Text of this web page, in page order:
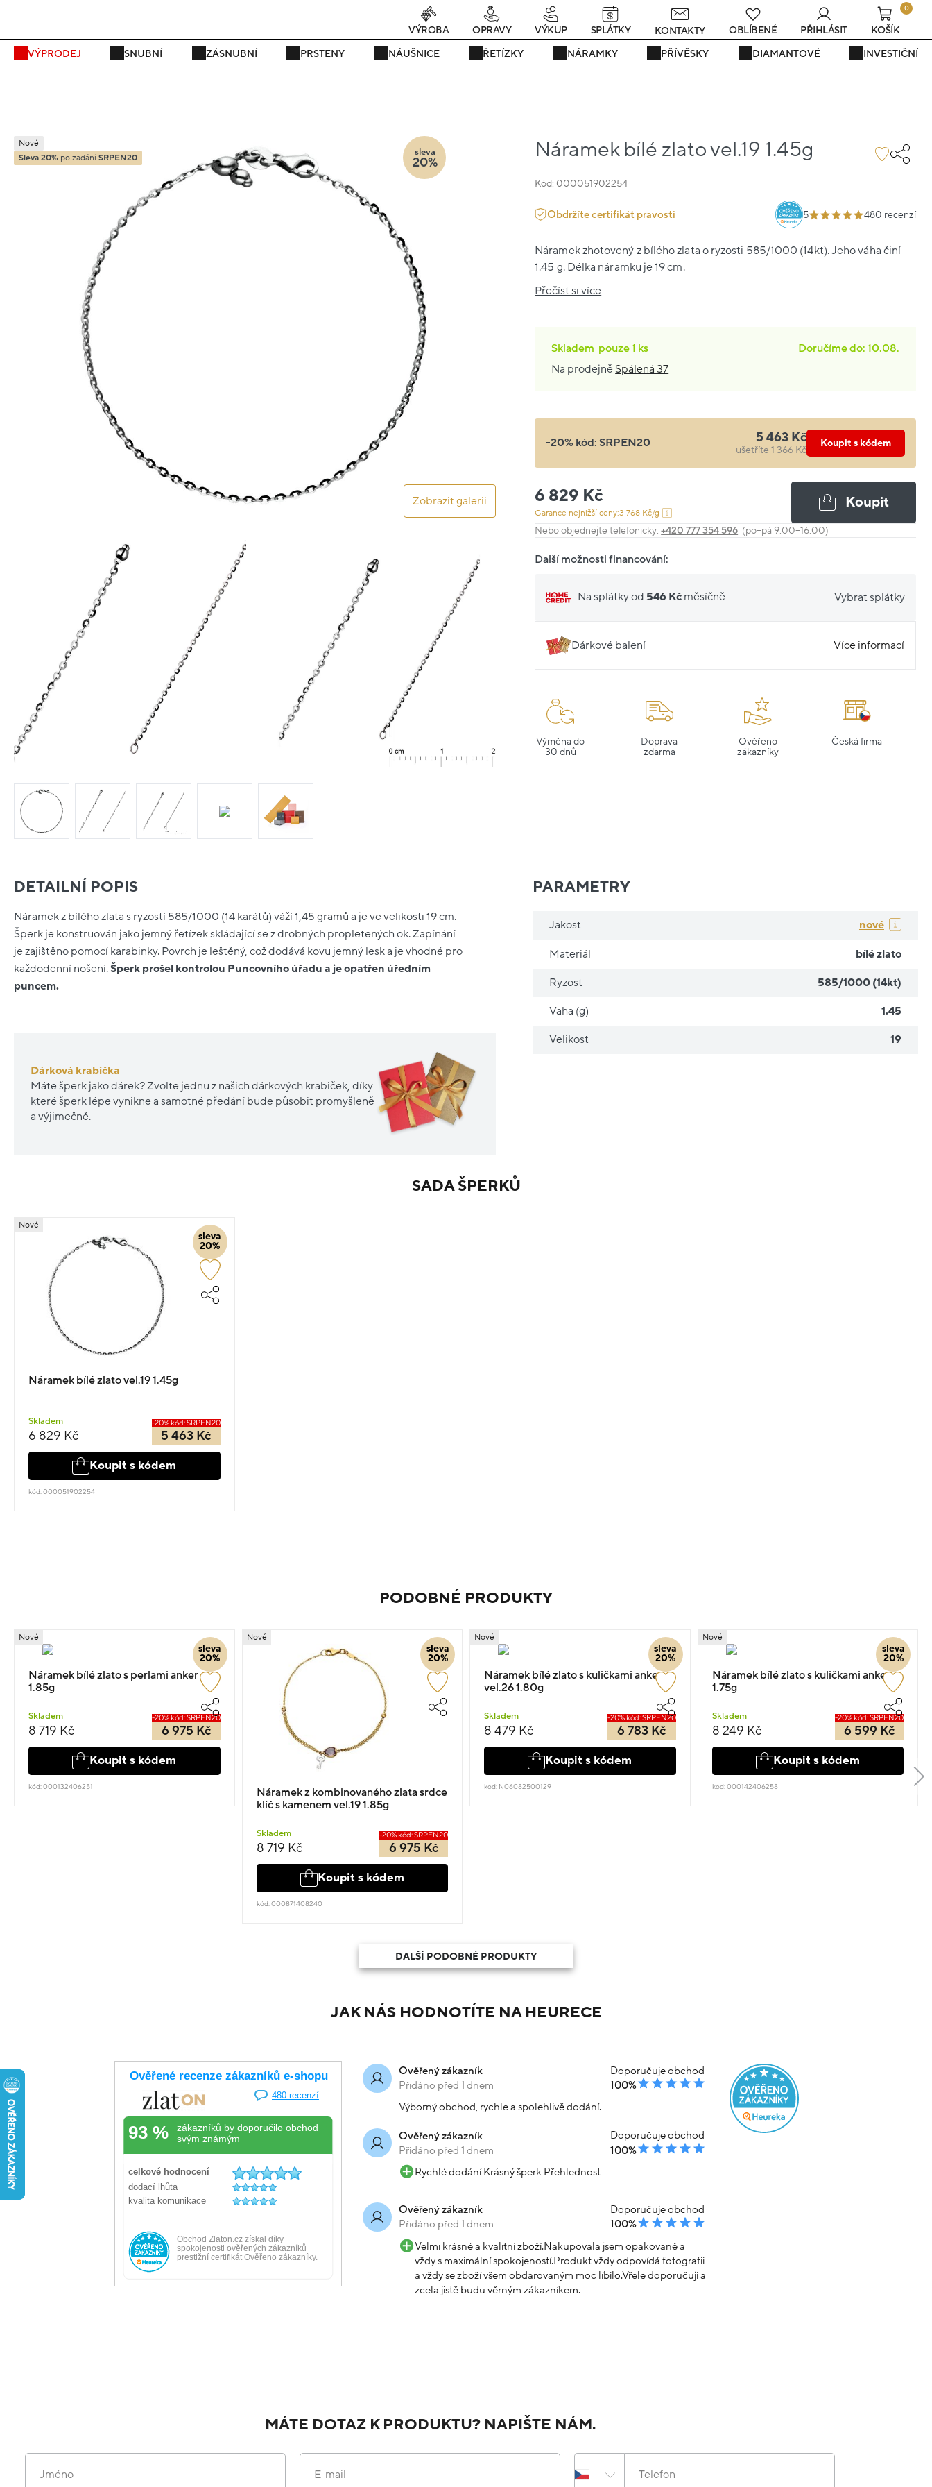
Právě teď! - 20 % na vše! Kód: SRPEN20 25 dní : 6h : 21m : 18s
VÝPRODEJ SNUBNÍ ZÁSNUBNÍ PRSTENY NÁUŠNICE ŘETÍZKY NÁRAMKY PŘÍVĚSKY DIAMANTOVÉ INVESTIČNÍ
VÝROBA OPRAVY VÝKUP SPLÁTKY KONTAKTY OBLÍBENÉ PŘIHLÁSIT
0
KOŠÍK
Zobrazit galerii
Náramek bílé zlato vel.19 1.45g
Kód: 000051902254
Nové
Sleva 20% po zadání SRPEN20
sleva
20%
Obdržíte certifikát pravosti 5 480 recenzí
Náramek zhotovený z bílého zlata o ryzosti 585/1000 (14kt). Jeho váha činí
1.45 g. Délka náramku je 19 cm.
Přečíst si více
Skladem pouze1 ks
Doručíme do: 10.08.
Na prodejně Spálená 37
-20% kód:SRPEN20 5 463 Kč
ušetříte 1 366 Kč
Koupit s kódem
6 829 Kč
Garance nejnižší ceny:3 768 Kč/g
Koupit
Nebo objednejte telefonicky:+420 777 354 596 (po–pá 9:00–16:00)
Další možnosti financování:
Na splátky od 546 Kč měsíčně Vybrat splátky
Dárkové balení Více informací
Výměna do
30 dnů
Doprava
zdarma
Ověřeno
zákazníky
Česká firma
DETAILNÍ POPIS
Náramek z bílého zlata s ryzostí 585/1000 (14 karátů) váží 1,45 gramů a je ve velikosti 19 cm.
Šperk je konstruován jako jemný řetízek skládající se z drobných propletených ok. Zapínání
je zajištěno pomocí karabinky. Povrch je leštěný, což dodává kovu jemný lesk a je vhodné pro
každodenní nošení.Šperk prošel kontrolou Puncovního úřadu a je opatřen úředním
puncem.
Dárková krabička
Máte šperk jako dárek? Zvolte jednu z našich dárkových krabiček, díky
které šperk lépe vynikne a samotné předání bude působit promyšleně
a výjimečně.
PARAMETRY
Jakost nové
Materiál bílé zlato
Ryzost 585/1000 (14kt)
Vaha (g) 1.45
Velikost 19
SADA ŠPERKŮ
sleva
20%
Nové
Náramek bílé zlato vel.19 1.45g
Skladem
6 829 Kč
-20% kód: SRPEN20
5 463 Kč
Koupit s kódem
kód: 000051902254
PODOBNÉ PRODUKTY
sleva
20%
Nové
Náramek bílé zlato s perlami anker
1.85g
Skladem
8 719 Kč
-20% kód: SRPEN20
6 975 Kč
Koupit s kódem
kód: 000132406251
sleva
20%
Nové
Náramek z kombinovaného zlata srdce
klíč s kamenem vel.19 1.85g
Skladem
8 719 Kč
-20% kód: SRPEN20
6 975 Kč
Koupit s kódem
kód: 000871408240
sleva
20%
Nové
Náramek bílé zlato s kuličkami anker
vel.26 1.80g
Skladem
8 479 Kč
-20% kód: SRPEN20
6 783 Kč
Koupit s kódem
kód: N06082500129
sleva
20%
Nové
Náramek bílé zlato s kuličkami anker
1.75g
Skladem
8 249 Kč
-20% kód: SRPEN20
6 599 Kč
Koupit s kódem
kód: 000142406258
DALŠÍ PODOBNÉ PRODUKTY
JAK NÁS HODNOTÍTE NA HEURECE
Ověřený zákazník
Přidáno před 1 dnem
Doporučuje obchod
100%
Výborný obchod, rychle a spolehlivě dodání.
Ověřený zákazník
Přidáno před 1 dnem
Doporučuje obchod
100%
Rychlé dodání Krásný šperk Přehlednost
Ověřený zákazník
Přidáno před 1 dnem
Doporučuje obchod
100%
Velmi krásné a kvalitní zboží.Nakupovala jsem opakovaně a
vždy s maximální spokojeností.Produkt vždy odpovídá fotografii
a vždy se zboží všem obdarovaným moc líbilo.Vřele doporučuji a
zcela jistě budu věrným zákazníkem.
MÁTE DOTAZ K PRODUKTU? NAPIŠTE NÁM.
Jméno E-mail Telefon